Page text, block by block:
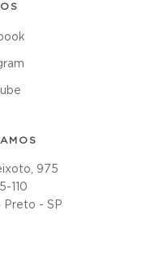
975
110
Preto - SP